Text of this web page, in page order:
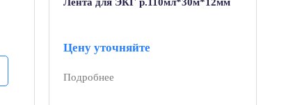
Лента для ЭКГ р.110мл*30м*12мм
Цену уточняйте
Подробнее